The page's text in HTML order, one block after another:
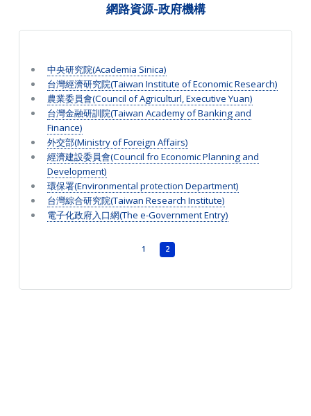
網路資源-政府機構
中央研究院(Academia Sinica)
台灣經濟研究院(Taiwan Institute of Economic Research)
農業委員會(Council of Agriculturl, Executive Yuan)
台灣金融研訓院(Taiwan Academy of Banking and
Finance)
外交部(Ministry of Foreign Affairs)
經濟建設委員會(Council fro Economic Planning and
Development)
環保署(Environmental protection Department)
台灣綜合研究院(Taiwan Research Institute)
電子化政府入口網(The e-Government Entry)
1 2